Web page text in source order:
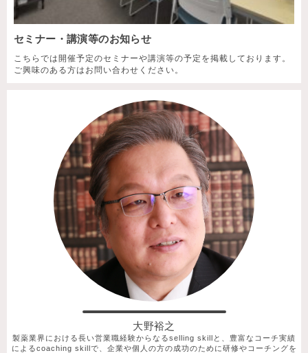
セミナー・講演等のお知らせ
こちらでは開催予定のセミナーや講演等の予定を掲載しております。
ご興味のある方はお問い合わせください。
大野裕之
製薬業界における長い営業職経験からなるselling skillと、豊富なコーチ実績
によるcoaching skillで、企業や個人の方の成功のために研修やコーチングを